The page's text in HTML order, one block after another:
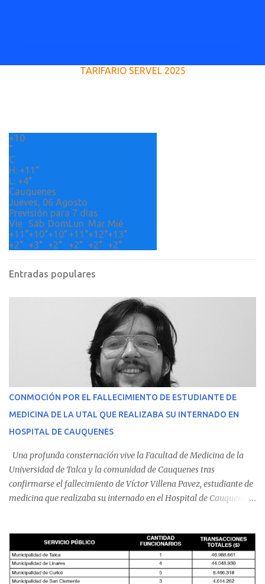
i
s
TARIFARIO SERVEL 2025
+10
°
C
H: +11°
L: +4°
Cauquenes
Jueves, 06 Agosto
Previsión para 7 días
Vie
Sáb DomLun Mar Mié
+11°+10°+10°+11°+12°+13°
+2° +3° +2° +2° +2° +2°
Entradas populares
CONMOCIÓN POR EL FALLECIMIENTO DE ESTUDIANTE DE
MEDICINA DE LA UTAL QUE REALIZABA SU INTERNADO EN
HOSPITAL DE CAUQUENES
Una profunda consternación vive la Facultad de Medicina de la
Universidad de Talca y la comunidad de Cauquenes tras
confirmarse el fallecimiento de Víctor Villena Pavez, estudiante de
medicina que realizaba su internado en el Hospital de Cauquenes.
malestares físicos. Dada la complejidad de su estado de salud, el
equipo médico determinó su traslado de urgencia al Hospital
Regional de Talca y dado la urgencia la ambulancia partió hacia